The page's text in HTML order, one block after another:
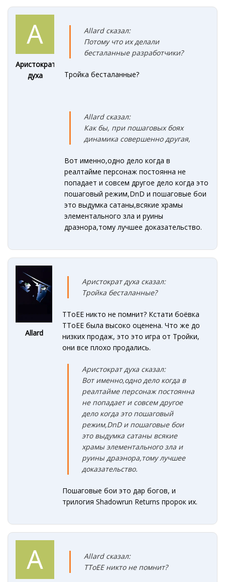
Аристократ
духа
Allard сказал:
Потому что их делали
бесталанные разработчики?
Тройка бесталанные?
Allard сказал:
Как бы, при пошаговых боях
динамика совершенно другая,
Вот именно,одно дело когда в
реалтайме персонаж постоянна не
попадает и совсем другое дело когда это
пошаговый режим,DnD и пошаговые бои
это выдумка сатаны,всякие храмы
элементального зла и руины
драэнора,тому лучшее доказательство.
Allard
Аристократ духа сказал:
Тройка бесталанные?
TToEE никто не помнит? Кстати боёвка
TToEE была высоко оценена. Что же до
низких продаж, это это игра от Тройки,
они все плохо продались.
Аристократ духа сказал:
Вот именно,одно дело когда в
реалтайме персонаж постоянна
не попадает и совсем другое
дело когда это пошаговый
режим,DnD и пошаговые бои
это выдумка сатаны всякие
храмы элементального зла и
руины драэнора,тому лучшее
доказательство.
Пошаговые бои это дар богов, и
трилогия Shadowrun Returns пророк их.
Allard сказал:
TToEE никто не помнит?